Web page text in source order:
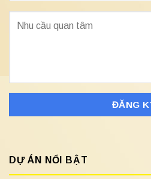
DỰ ÁN NỔI BẬT